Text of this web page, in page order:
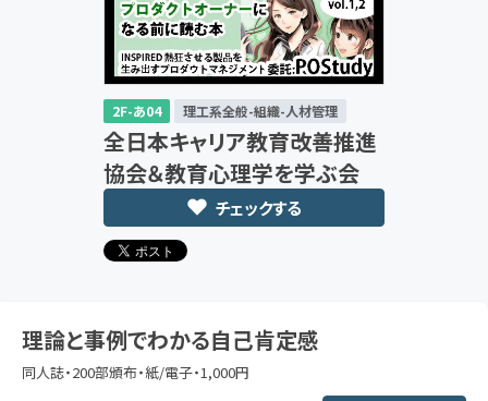
2F-あ04 理工系全般-組織-人材管理
全日本キャリア教育改善推進
協会＆教育心理学を学ぶ会
チェックする
理論と事例でわかる自己肯定感
同人誌・200部頒布・紙/電子・1,000円